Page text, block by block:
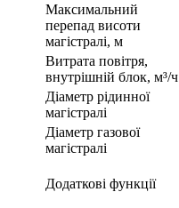
Максимальний
перепад висоти
магістралі, м
Витрата повітря,
внутрішній блок, м³/ч
Діаметр рідинної
магістралі
Діаметр газової
магістралі
Додаткові функції